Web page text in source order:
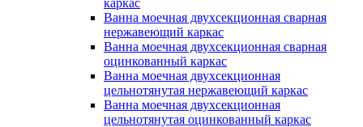
Ванна моечная двухсекционная сварная
нержавеющий каркас
Ванна моечная двухсекционная сварная
оцинкованный каркас
Ванна моечная двухсекционная
цельнотянутая нержавеющий каркас
Ванна моечная двухсекционная
цельнотянутая оцинкованный каркас